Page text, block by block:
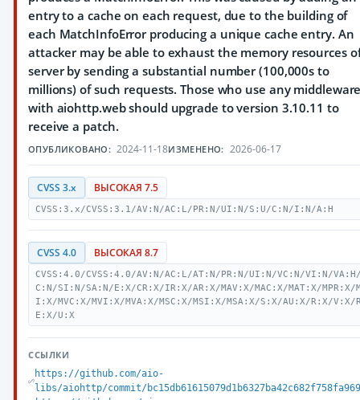
entry to a cache on each request, due to the building of
each MatchInfoError producing a unique cache entry. An
attacker may be able to exhaust the memory resources
server by sending a substantial number (100,000s to
millions) of such requests. Those who use any
with aiohttp.web should upgrade to version 3.10.11 to
receive a patch.
ОПУБЛИКОВАНО: 2024-11-18ИЗМЕНЕНО: 2026-06-17
CVSS 3.x ВЫСОКАЯ 7.5
CVSS:3.x/CVSS:3.1/AV:N/AC:L/PR:N/UI:N/S:U/C:N/I:N/A:H
CVSS 4.0 ВЫСОКАЯ 8.7
CVSS:4.0/CVSS:4.0/AV:N/AC:L/AT:N/PR:N/UI:N/VC:N/VI:N/
C:N/SI:N/SA:N/E:X/CR:X/IR:X/AR:X/MAV:X/MAC:X/MAT:X/MPR:X/
I:X/MVC:X/MVI:X/MVA:X/MSC:X/MSI:X/MSA:X/S:X/AU:X/R:X/V:X/
E:X/U:X
ССЫЛКИ
https://github.com/aio-
libs/aiohttp/commit/